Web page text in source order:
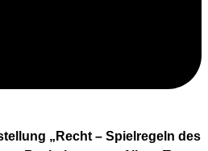
„Recht – Spielregeln des